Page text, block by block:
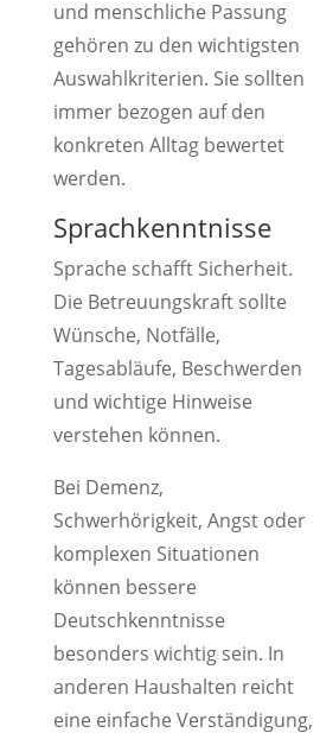
und menschliche Passung
gehören zu den wichtigsten
Auswahlkriterien. Sie sollten
immer bezogen auf den
konkreten Alltag bewertet
werden.
Sprachkenntnisse
Sprache schafft Sicherheit.
Die Betreuungskraft sollte
Wünsche, Notfälle,
Tagesabläufe, Beschwerden
und wichtige Hinweise
verstehen können.
Bei Demenz,
Schwerhörigkeit, Angst oder
komplexen Situationen
können bessere
Deutschkenntnisse
besonders wichtig sein. In
anderen Haushalten reicht
eine einfache Verständigung,